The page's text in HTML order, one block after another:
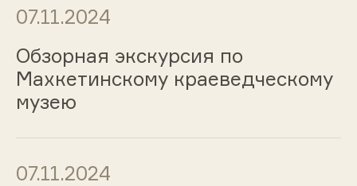
07.11.2024
Обзорная экскурсия по
Махкетинскому краеведческому
музею
07.11.2024